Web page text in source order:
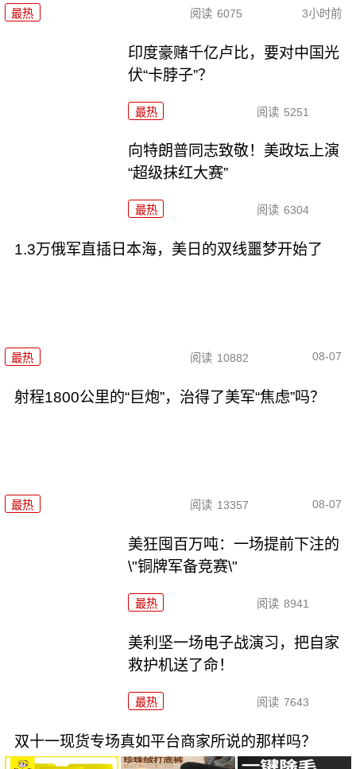
最热 阅读 6075 3小时前
印度豪赌千亿卢比，要对中国光
伏“卡脖子”？
最热 阅读 5251
向特朗普同志致敬！美政坛上演
“超级抹红大赛”
最热 阅读 6304
1.3万俄军直插日本海，美日的双线噩梦开始了
最热 阅读 10882 08-07
射程1800公里的“巨炮”，治得了美军“焦虑”吗？
最热 阅读 13357 08-07
美狂囤百万吨：一场提前下注的
\"铜牌军备竞赛\"
最热 阅读 8941
美利坚一场电子战演习，把自家
救护机送了命！
最热 阅读 7643
双十一现货专场真如平台商家所说的那样吗？